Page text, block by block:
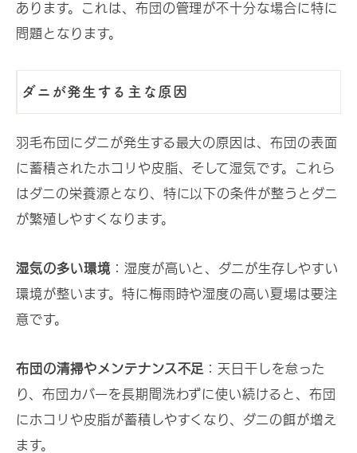
あります。これは、布団の管理が不十分な場合に特に
問題となります。
ダニが発生する主な原因
羽毛布団にダニが発生する最大の原因は、布団の表面
に蓄積されたホコリや皮脂、そして湿気です。これら
はダニの栄養源となり、特に以下の条件が整うとダニ
が繁殖しやすくなります。
湿気の多い環境 ：湿度が高いと、ダニが生存しやすい
環境が整います。特に梅雨時や湿度の高い夏場は要注
意です。
布団の清掃やメンテナンス不足 ：天日干しを怠った
り、布団カバーを長期間洗わずに使い続けると、布団
にホコリや皮脂が蓄積しやすくなり、ダニの餌が増え
ます。